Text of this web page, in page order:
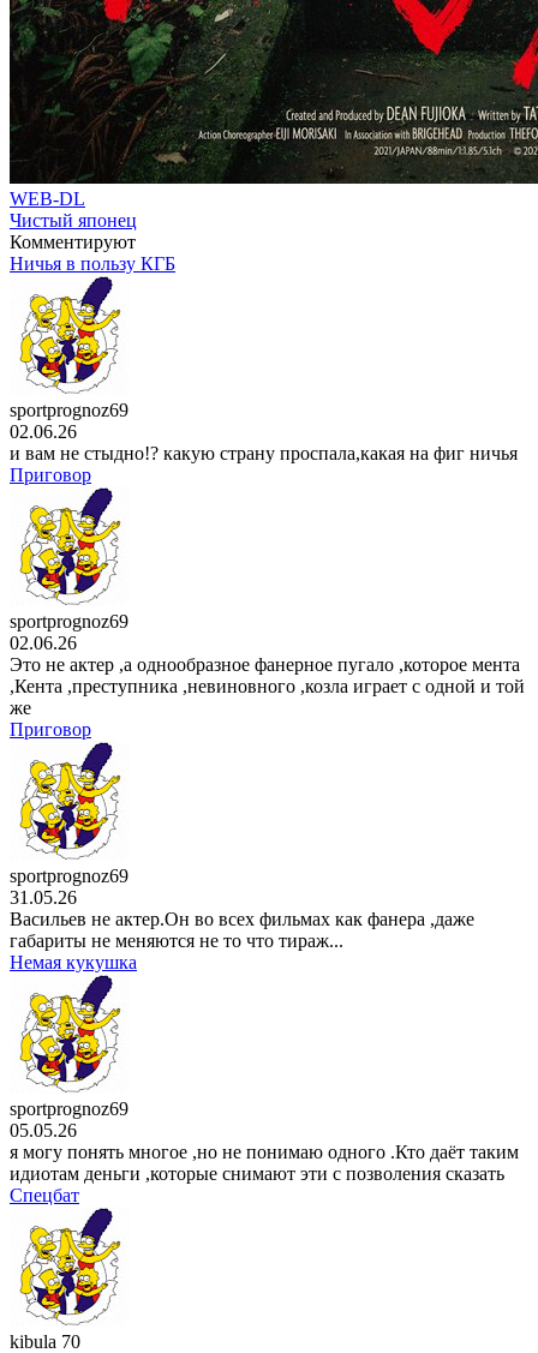
WEB-DL
Чистый японец
Комментируют
Ничья в пользу КГБ
sportprognoz69
02.06.26
и вам не стыдно!? какую страну проспала,какая на фиг ничья
Приговор
sportprognoz69
02.06.26
Это не актер ,а однообразное фанерное пугало ,которое мента
,Кента ,преступника ,невиновного ,козла играет с одной и той
же
Приговор
sportprognoz69
31.05.26
Васильев не актер.Он во всех фильмах как фанера ,даже
габариты не меняются не то что тираж...
Немая кукушка
sportprognoz69
05.05.26
я могу понять многое ,но не понимаю одного .Кто даёт таким
идиотам деньги ,которые снимают эти с позволения сказать
Спецбат
kibula 70